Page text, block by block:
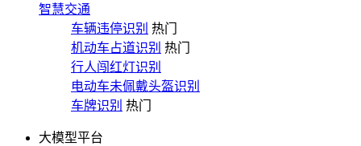
智慧交通
车辆违停识别 热门
机动车占道识别 热门
行人闯红灯识别
电动车未佩戴头盔识别
车牌识别 热门
大模型平台